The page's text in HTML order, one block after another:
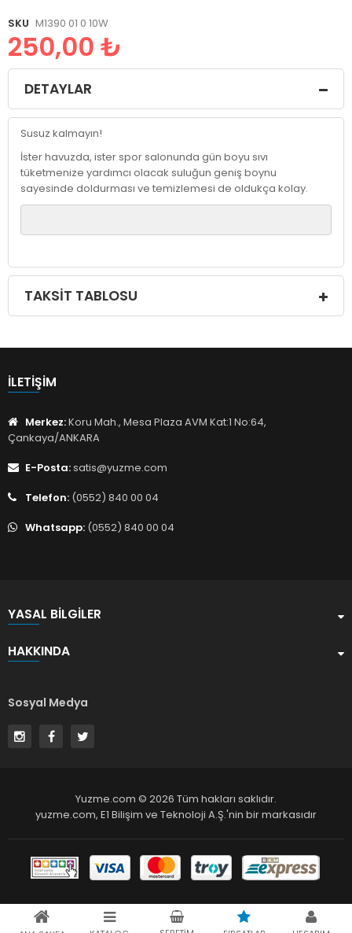
SKU M1390 01 0 10W
250,00 ₺
DETAYLAR
Susuz kalmayın!
İster havuzda, ister spor salonunda gün boyu sıvı
tüketmenize yardımcı olacak suluğun geniş boynu
sayesinde doldurması ve temizlemesi de oldukça kolay.
TAKSIT TABLOSU
İLETIŞIM
Merkez:Koru Mah., Mesa Plaza AVM Kat:1 No:64,
Çankaya/ANKARA
E-Posta:satis@yuzme.com
Telefon: (0552) 840 00 04
Whatsapp: (0552) 840 00 04
YASAL BILGILER
HAKKINDA
Sosyal Medya
Yuzme.com © 2026 Tüm hakları saklıdır.
yuzme.com, E1 Bilişim ve Teknoloji A.Ş.'nin bir markasıdır